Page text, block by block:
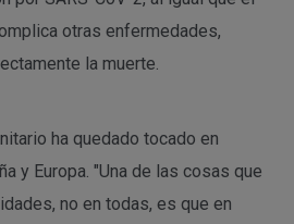
otras enfermedades,
la muerte.
ha quedado tocado en
y Europa. "Una de las cosas que
no en todas, es que en